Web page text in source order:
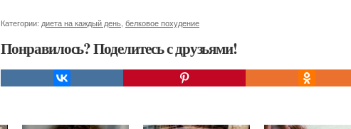
Категории: диета на каждый день белковое похудение
Понравилось? Поделитесь с друзьями!